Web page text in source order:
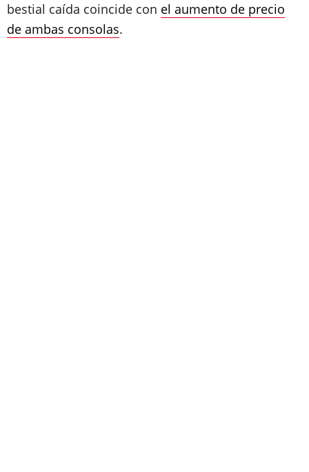
bestial caída coincide con el aumento de precio
de ambas consolas.